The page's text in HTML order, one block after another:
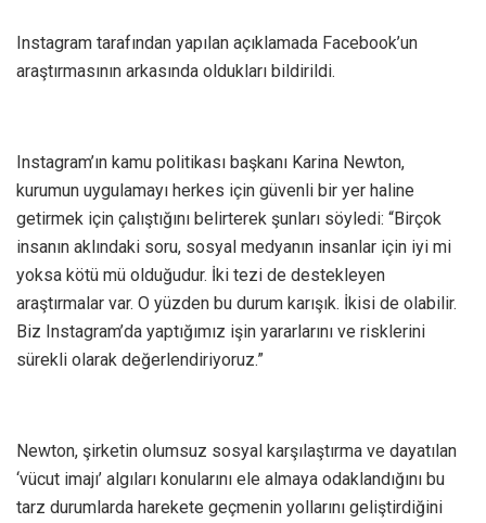
Instagram tarafından yapılan açıklamada Facebook’un
araştırmasının arkasında oldukları bildirildi.
Instagram’ın kamu politikası başkanı Karina Newton,
kurumun uygulamayı herkes için güvenli bir yer haline
getirmek için çalıştığını belirterek şunları söyledi: “Birçok
insanın aklındaki soru, sosyal medyanın insanlar için iyi mi
yoksa kötü mü olduğudur. İki tezi de destekleyen
araştırmalar var. O yüzden bu durum karışık. İkisi de olabilir.
Biz Instagram’da yaptığımız işin yararlarını ve risklerini
sürekli olarak değerlendiriyoruz.”
Newton, şirketin olumsuz sosyal karşılaştırma ve dayatılan
‘vücut imajı’ algıları konularını ele almaya odaklandığını bu
tarz durumlarda harekete geçmenin yollarını geliştirdiğini